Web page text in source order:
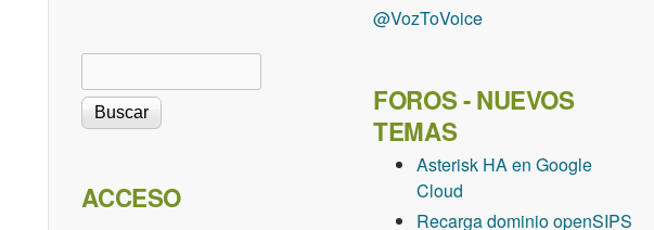
Formulario de búsqueda
ACCESO
@VozToVoice
FOROS - NUEVOS
TEMAS
Asterisk HA en Google
Cloud
Recarga dominio openSIPS